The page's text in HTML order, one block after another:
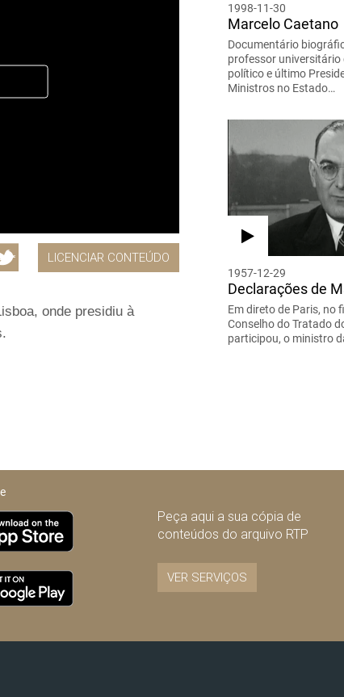
LICENCIAR CONTEÚDO
onde presidiu à
1998-11-30
Marcelo Caetano
Documentário
professor universitário
político e último
Ministros no Estado…
1957-12-29
Declarações de
Em direto de Paris, no
Conselho do Tratado
participou, o ministro
Peça aqui a sua cópia de
conteúdos do arquivo RTP
VER SERVIÇOS